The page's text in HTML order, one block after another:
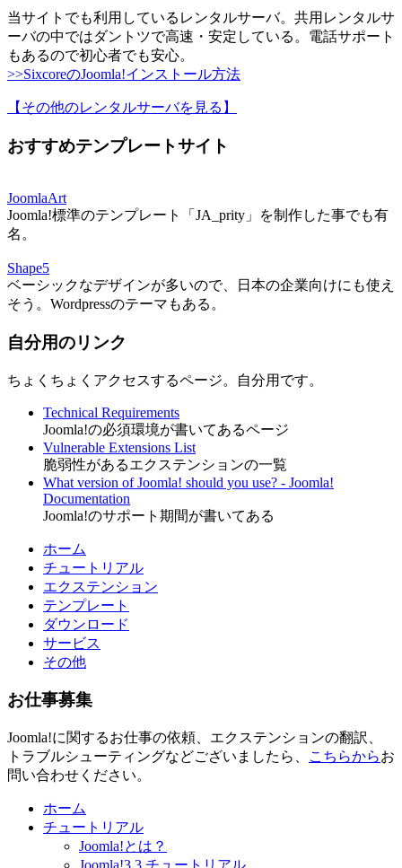
当サイトでも利用しているレンタルサーバ。共用レンタルサ
ーバの中ではダントツで高速・安定している。電話サポート
もあるので初心者でも安心。
>>SixcoreのJoomla!インストール方法
【その他のレンタルサーバを見る 】
おすすめテンプレートサイト
JoomlaArt
Joomla!標準のテンプレート「JA_prity」を制作した事でも有
名。
Shape5
ベーシックなデザインが多いので、日本の企業向けにも使え
そう。Wordpressのテーマもある。
自分用のリンク
ちょくちょくアクセスするページ。自分用です。
Technical Requirements
Joomla!の必須環境が書いてあるページ
Vulnerable Extensions List
脆弱性があるエクステンションの一覧
What version of Joomla! should you use? - Joomla!
Documentation
Joomla!のサポート期間が書いてある
ホーム
チュートリアル
エクステンション
テンプレート
ダウンロード
サービス
その他
お仕事募集
Joomla!に関するお仕事の依頼、エクステンションの翻訳、
トラブルシューティングなどございましたら、
こちらからお
問い合わせください。
ホーム
チュートリアル
Joomla!とは？